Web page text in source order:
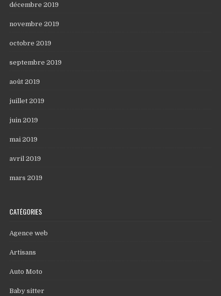
décembre 2019
novembre 2019
octobre 2019
septembre 2019
août 2019
juillet 2019
juin 2019
mai 2019
avril 2019
mars 2019
CATÉGORIES
Agence web
Artisans
Auto Moto
Baby sitter